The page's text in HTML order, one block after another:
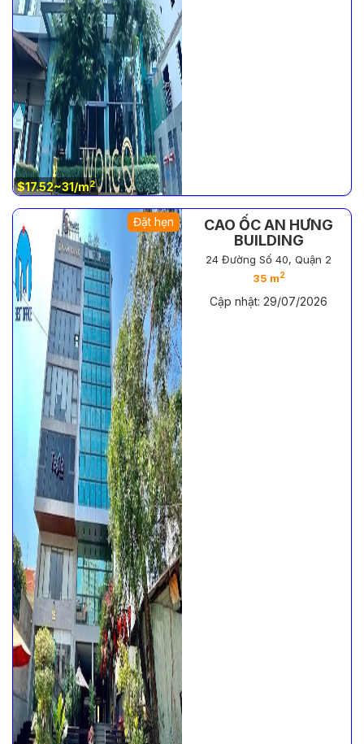
$17.52~31/m2
Đặt hẹn
CAO ỐC AN HƯNG
BUILDING
24 Đường Số 40, Quận 2
35 m2
Cập nhật: 29/07/2026